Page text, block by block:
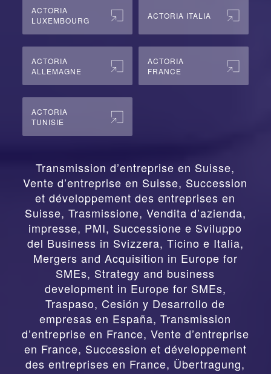
ACTORIA
LUXEMBOURG
ACTORIA ITALIA
ACTORIA
ALLEMAGNE
ACTORIA
FRANCE
ACTORIA
TUNISIE
Transmission d’entreprise en Suisse,
Vente d’entreprise en Suisse, Succession
et développement des entreprises en
Suisse, Trasmissione, Vendita d’azienda,
impresse, PMI, Successione e Sviluppo
del Business in Svizzera, Ticino e Italia,
Mergers and Acquisition in Europe for
SMEs, Strategy and business
development in Europe for SMEs,
Traspaso, Cesión y Desarrollo de
empresas en España,Transmission
d’entreprise en France, Vente d’entreprise
en France, Succession et développement
des entreprises en France, Übertragung,